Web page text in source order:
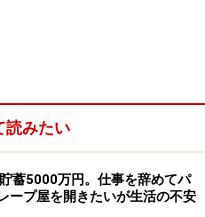
開始し、今は3万円に増や
際費が多いと思うのです
せん。コロナの期間は数カ
代が増えましたが）。小遣
、服などその他欲しいもの
読みたい
蓄5000万円。仕事を辞めてパ
ープ屋を開きたいが生活の不安